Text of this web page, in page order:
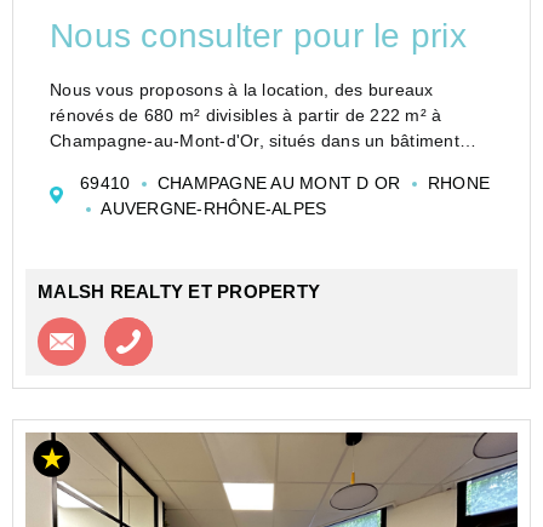
Nous consulter pour le prix
Nous vous proposons à la location, des bureaux
rénovés de 680 m² divisibles à partir de 222 m² à
Champagne-au-Mont-d'Or, situés dans un bâtiment
A6. Lumineux, cloisonnés, câblés et climatisés. ...
69410 CHAMPAGNE AU MONT D OR
RHONE
AUVERGNE-RHÔNE-ALPES
MALSH REALTY ET PROPERTY
Contacter l'agence